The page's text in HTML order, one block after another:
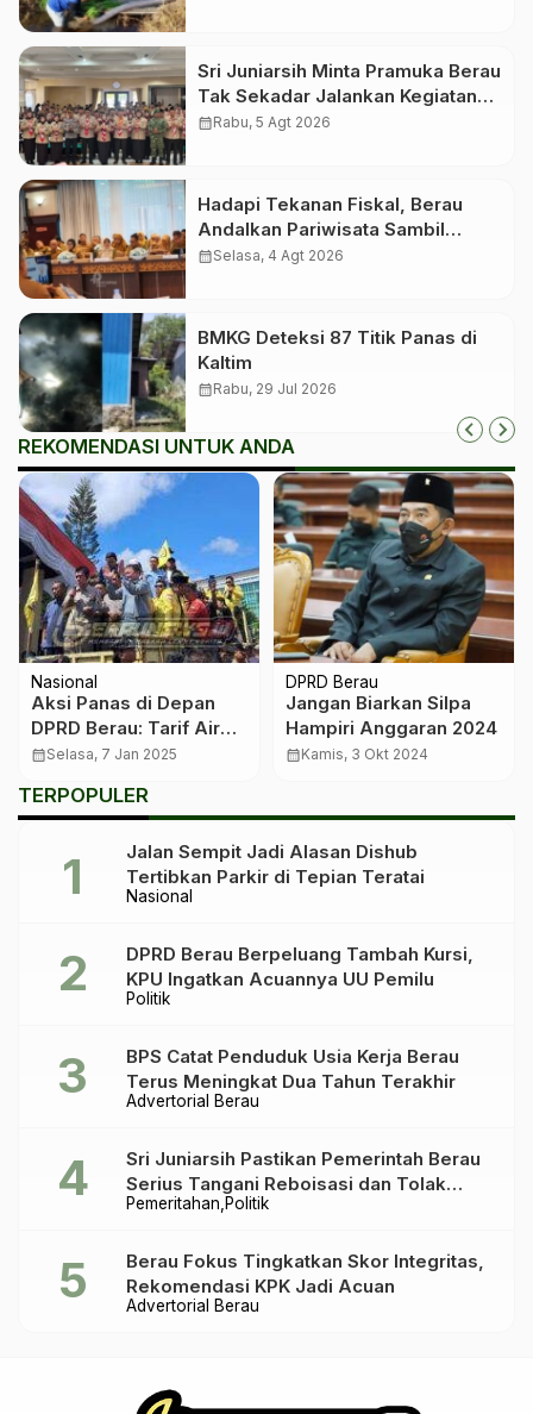
Sri Juniarsih Minta Pramuka Berau
Tak Sekadar Jalankan Kegiatan
Seremonial
calendar_monthRabu, 5 Agt 2026
Hadapi Tekanan Fiskal, Berau
Andalkan Pariwisata Sambil
Menanti Dana Transfer Pusat
calendar_monthSelasa, 4 Agt 2026
BMKG Deteksi 87 Titik Panas di
Kaltim
calendar_monthRabu, 29 Jul 2026
REKOMENDASI UNTUK ANDA
Nasional
Aksi Panas di Depan
DPRD Berau: Tarif Air
Kembali ke Harga Lama
calendar_monthSelasa, 7 Jan 2025
DPRD Berau
Jangan Biarkan Silpa
Hampiri Anggaran 2024
calendar_monthKamis, 3 Okt 2024
TERPOPULER
Nasional
Jalan Sempit Jadi Alasan Dishub
Tertibkan Parkir di Tepian Teratai
Politik
DPRD Berau Berpeluang Tambah Kursi,
KPU Ingatkan Acuannya UU Pemilu
Advertorial Berau
BPS Catat Penduduk Usia Kerja Berau
Terus Meningkat Dua Tahun Terakhir
Pemeritahan Politik
Sri Juniarsih Pastikan Pemerintah Berau
Serius Tangani Reboisasi dan Tolak
Praktik Ilegal
Advertorial Berau
Berau Fokus Tingkatkan Skor Integritas,
Rekomendasi KPK Jadi Acuan